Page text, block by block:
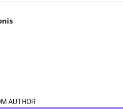
AUTHOR